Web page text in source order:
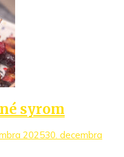
syrom
202530. decembra